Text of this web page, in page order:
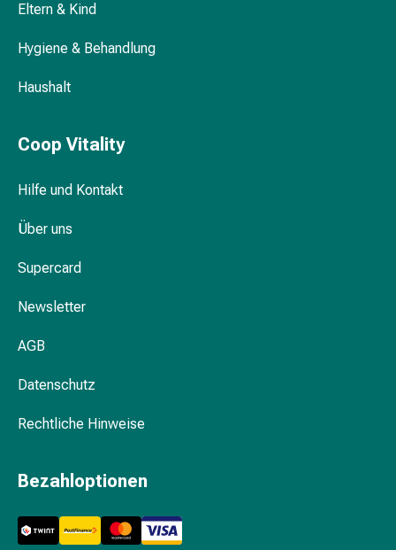
Nachtcreme
Gesichtsöl
Pflegegeräte
Zubehör
Haare
&
Haarstyling
Haarwasser
Shampoo
Eltern & Kind
Hygiene & Behandlung
Haushalt
Coop Vitality
Hilfe und Kontakt
Über uns
Supercard
Newsletter
AGB
Datenschutz
Rechtliche Hinweise
Bezahloptionen